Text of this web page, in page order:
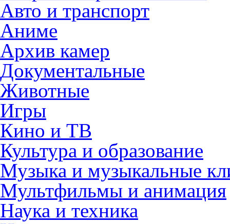
Авто и транспорт
Аниме
Архив камер
Документальные
Животные
Игры
Кино и ТВ
Культура и образование
Музыка и музыкальные
Мультфильмы и анимация
Наука и техника